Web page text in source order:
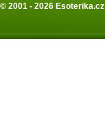
© 2001 - 2026 Esoterika.cz